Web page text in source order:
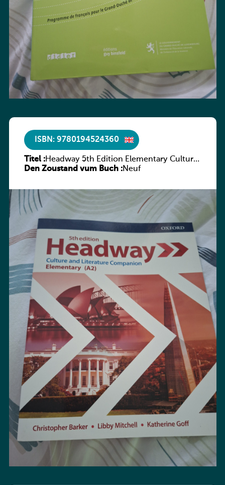
ISBN: 9780194524360
Titel :Headway 5th Edition Elementary Culture
and Literature Companion
Den Zoustand vum Buch :Neuf